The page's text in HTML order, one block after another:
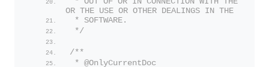
OR THE USE OR OTHER DEALINGS IN THE
* SOFTWARE.
*/
/**
* @OnlyCurrentDoc